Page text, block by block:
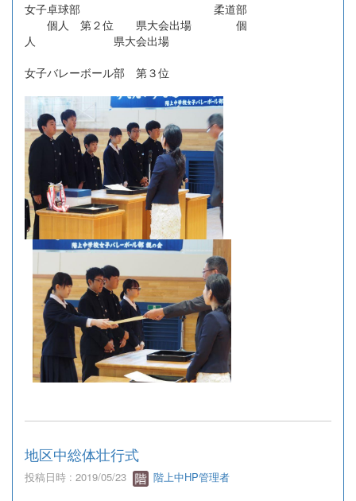
女子卓球部 柔道部
個人 第２位 県大会出場 個
人 県大会出場
女子バレーボール部 第３位
地区中総体壮行式
投稿日時 : 2019/05/23 階上中HP管理者